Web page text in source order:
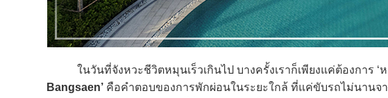
ในวันที่จังหวะชีวิตหมุนเร็วเกินไป บางครั้งเราก็เพียงแค่ต้องการ ‘หยุ
Bangsaen’ คือคำตอบของการพักผ่อนในระยะใกล้ ที่แค่ขับรถไม่นานจ